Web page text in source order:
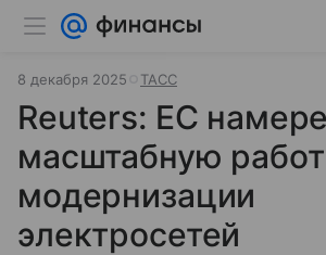
8 декабря 2025 ТАСС
Reuters: ЕС
масштабную
модернизации
электросетей